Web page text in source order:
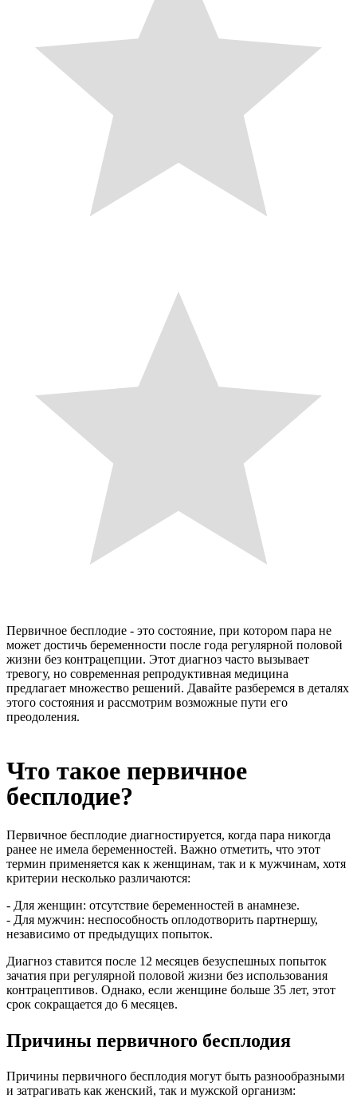
Первичное бесплодие - это состояние, при котором пара не
может достичь беременности после года регулярной половой
жизни без контрацепции. Этот диагноз часто вызывает
тревогу, но современная репродуктивная медицина
предлагает множество решений. Давайте разберемся в деталях
этого состояния и рассмотрим возможные пути его
преодоления.
Что такое первичное
бесплодие?
Первичное бесплодие диагностируется, когда пара никогда
ранее не имела беременностей. Важно отметить, что этот
термин применяется как к женщинам, так и к мужчинам, хотя
критерии несколько различаются:
- Для женщин: отсутствие беременностей в анамнезе.
- Для мужчин: неспособность оплодотворить партнершу,
независимо от предыдущих попыток.
Диагноз ставится после 12 месяцев безуспешных попыток
зачатия при регулярной половой жизни без использования
контрацептивов. Однако, если женщине больше 35 лет, этот
срок сокращается до 6 месяцев.
Причины первичного бесплодия
Причины первичного бесплодия могут быть разнообразными
и затрагивать как женский, так и мужской организм: